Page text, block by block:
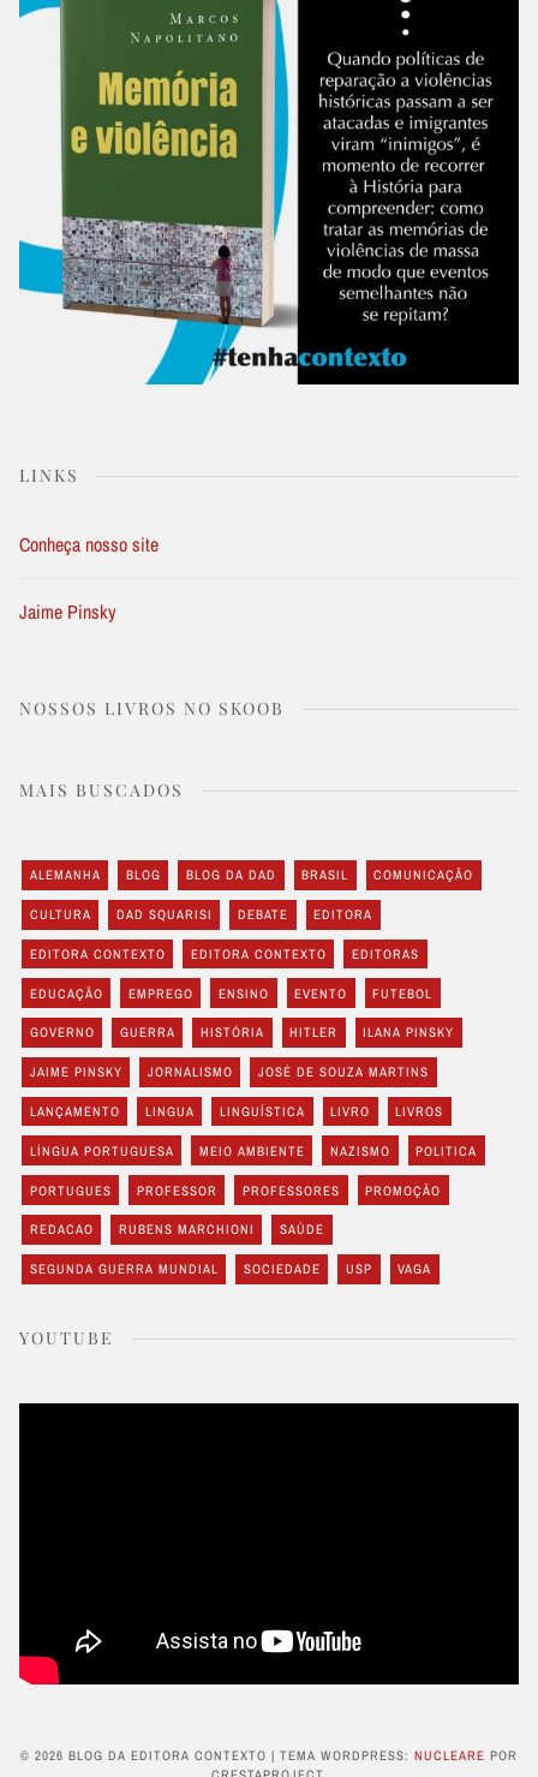
LINKS
Conheça nosso site
Jaime Pinsky
NOSSOS LIVROS NO SKOOB
MAIS BUSCADOS
ALEMANHA BLOG BLOG DA DAD BRASIL COMUNICAÇÃO
CULTURA DAD SQUARISI DEBATE EDITORA
EDITORA CONTEXTO EDITORA CONTEXTO EDITORAS
EDUCAÇÃO EMPREGO ENSINO EVENTO FUTEBOL
GOVERNO GUERRA HISTÓRIA HITLER ILANA PINSKY
JAIME PINSKY JORNALISMO JOSÉ DE SOUZA MARTINS
LANÇAMENTO LINGUA LINGUÍSTICA LIVRO LIVROS
LÍNGUA PORTUGUESA MEIO AMBIENTE NAZISMO POLITICA
PORTUGUES PROFESSOR PROFESSORES PROMOÇÃO
REDACAO RUBENS MARCHIONI SAÚDE
SEGUNDA GUERRA MUNDIAL SOCIEDADE USP VAGA
YOUTUBE
© 2026 BLOG DA EDITORA CONTEXTO | TEMA WORDPRESS: NUCLEARE POR